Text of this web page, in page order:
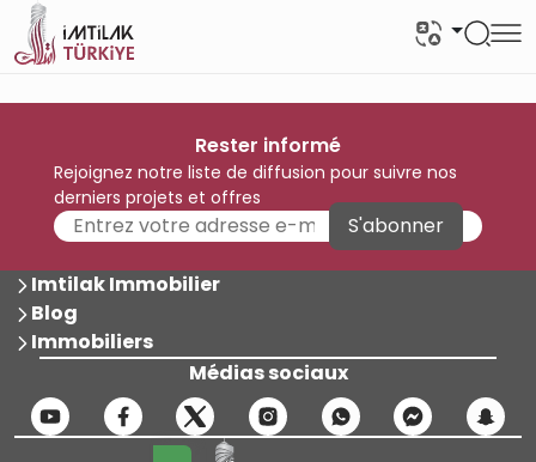
Rester informé
Rejoignez notre liste de diffusion pour suivre nos
derniers projets et offres
S'abonner
Imtilak Immobilier
Blog
Immobiliers
Médias sociaux